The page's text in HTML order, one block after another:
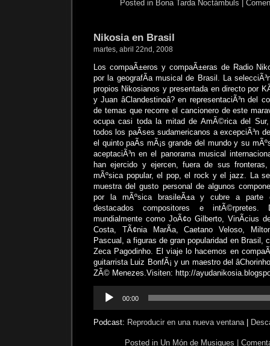
Posted in Bona Tarda Noctámbuls
Nikosia en Brasil
martes, abril 22nd, 2008
Los compaÃ±eros y compaÃ±eras de Radio
por la geografÃ­a musical de Brasil. La
propios Nikosianos y presentada en directo por
y Juan âClandestinoâ? en representaciÃ³n del
de temas que recorre el cancionero de este
ocupa casi toda la mitad de AmÃ©rica del Sur,
todos los paÃ­ses sudamericanos a excepciÃ³n
el quinto paÃ­s mÃ¡s grande del mundo y su
aceptaciÃ³n en el panorama musical
han ejercido y ejercen, fuera de sus
mÃºsica popular, el pop, el rock y el jazz. La
muestra del gusto personal de algunos
por la mÃºsica brasileÃ±a y cubre a parte
destacados compositores e intÃ©rpretes.
mundialmente como JoÃ¢o Gilberto, VinÃ­cius
Costa, TÃ¢nia MarÃ­a, Caetano Veloso,
Pascual, a figuras de gran popularidad en Brasil,
Zeca Pagodinho. El viaje lo hacemos en
guitarrista Luiz BonfÃ¡ y un maestro del
ZÃ© Menezes.Visiten: http://
audio
00:00
Podcast: Reproducir en una nueva ventana|
Posted in Un Món de Musiques